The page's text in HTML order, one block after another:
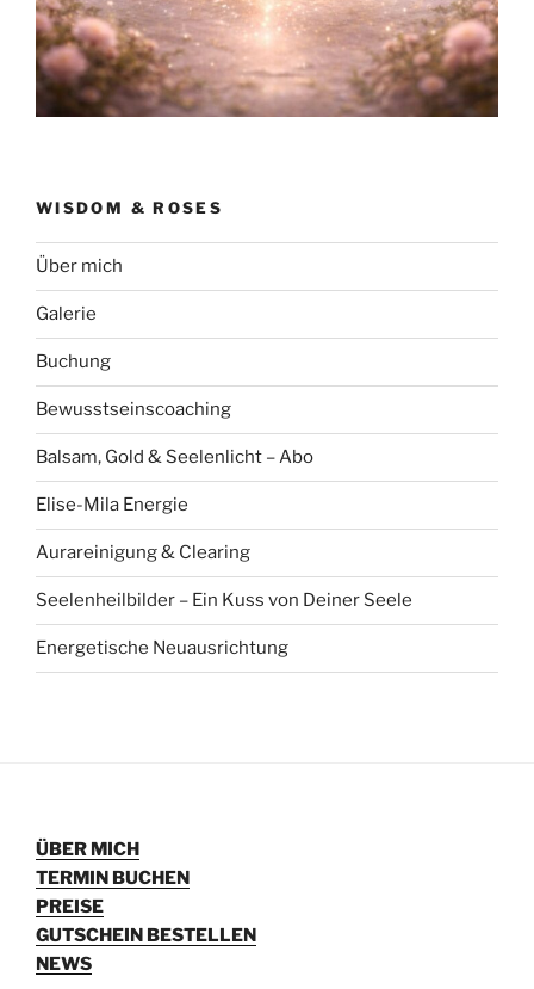
WISDOM & ROSES
Über mich
Galerie
Buchung
Bewusstseinscoaching
Balsam, Gold & Seelenlicht – Abo
Elise-Mila Energie
Aurareinigung & Clearing
Seelenheilbilder – Ein Kuss von Deiner Seele
Energetische Neuausrichtung
ÜBER MICH
TERMIN BUCHEN
PREISE
GUTSCHEIN BESTELLEN
NEWS